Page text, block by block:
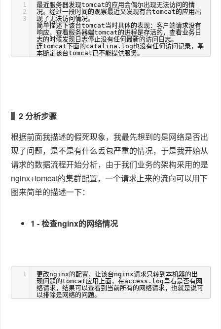
1
2
3
最近服务器发现tomcat的应用会偶尔出现无法访问的情
况。经过一段时间的观察最近又发现有台tomcat的应用出
现了无法访问情况。
简单描述下该台tomcat当时具体的表现：客户端请求没有
响应，查看服务器端tomcat的进程是存活的，查看业务日
志的时候发现日志停止没有任何最新的访问日志。
连tomcat下面的catalina.log也没有任何访问记录，基
本断定该台tomcat已不能提供服务。
2 分析步骤
根据前面我描述的假死现象，我最先想到的是网络是否出
现了问题，是不是有什么丢包严重的情况，于是我开始从
请求的数据流程开始分析，由于我们业务的架构采用的是
nginx+tomcat的集群配置，一个请求上来的流向可以用下
图来简单的描述一下：
1 - 检查nginx的网络情况
1
更改nginx的配置，让该台nginx请求只转到本机器的出
现问题的tomcat应用上面，在access.log里看是否有网
络请求，结果可以查看到当前所有的网络请求，也就是说可
以排除是网络的问题。